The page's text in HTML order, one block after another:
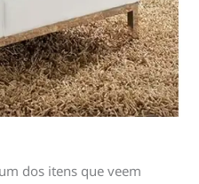
dos itens que veem